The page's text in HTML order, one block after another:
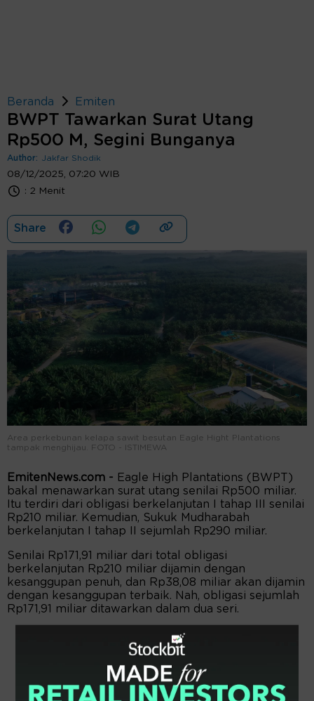
Beranda Emiten
BWPT Tawarkan Surat Utang
Rp500 M, Segini Bunganya
Author: Jakfar Shodik
08/12/2025, 07:20 WIB
: 2 Menit
Share
Area perkebunan kelapa sawit besutan Eagle Hight Plantations
tampak menghijau. FOTO - ISTIMEWA
EmitenNews.com - Eagle High Plantations (BWPT)
bakal menawarkan surat utang senilai Rp500 miliar.
Itu terdiri dari obligasi berkelanjutan I tahap III senilai
Rp210 miliar. Kemudian, Sukuk Mudharabah
berkelanjutan I tahap II sejumlah Rp290 miliar.
Senilai Rp171,91 miliar dari total obligasi
berkelanjutan Rp210 miliar dijamin dengan
kesanggupan penuh, dan Rp38,08 miliar akan dijamin
dengan kesanggupan terbaik. Nah, obligasi sejumlah
Rp171,91 miliar ditawarkan dalam dua seri.